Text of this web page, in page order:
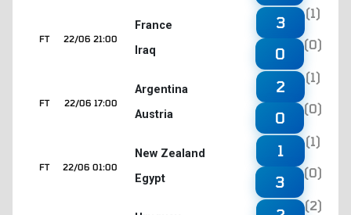
22/06 21:00
FT
France
Iraq
3
(1)
0
(0)
22/06 17:00
FT
Argentina
Austria
2
(1)
0
(0)
22/06 01:00
FT
New Zealand
Egypt
1
(1)
3
(0)
(2)